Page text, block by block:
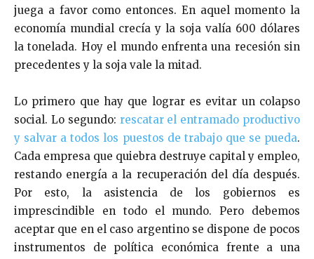
juega a favor como entonces. En aquel momento la
economía mundial crecía y la soja valía 600 dólares
la tonelada. Hoy el mundo enfrenta una recesión sin
precedentes y la soja vale la mitad.
Lo primero que hay que lograr es evitar un colapso
social. Lo segundo: rescatar el entramado productivo
y salvar a todos los puestos de trabajo que se pueda.
Cada empresa que quiebra destruye capital y empleo,
restando energía a la recuperación del día después.
Por esto, la asistencia de los gobiernos es
imprescindible en todo el mundo. Pero debemos
aceptar que en el caso argentino se dispone de pocos
instrumentos de política económica frente a una